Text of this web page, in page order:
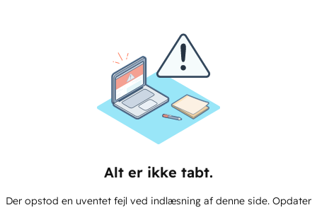
Alt er ikke tabt.
Der opstod en uventet fejl ved indlæsning af denne side. Opdater